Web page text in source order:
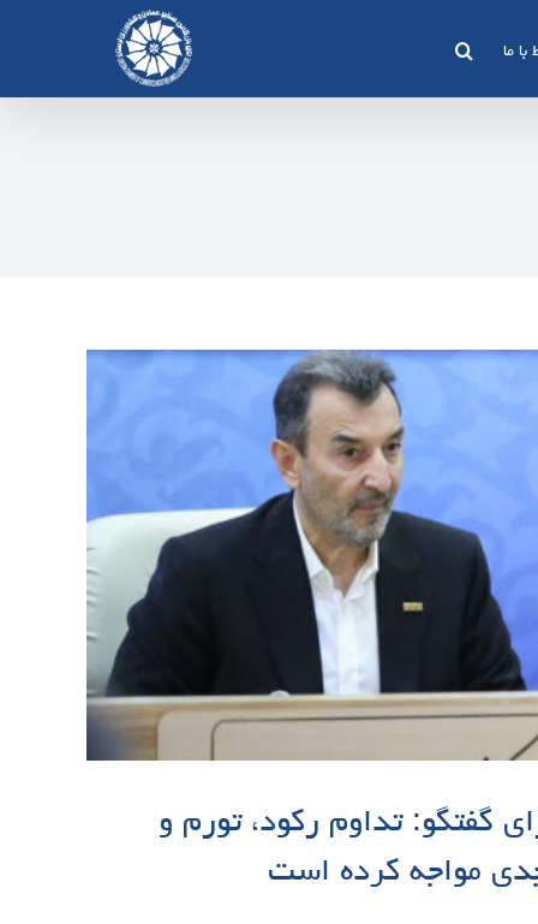
با ما
گفتگو: تداوم رکود، تورم و
مواجه کرده است